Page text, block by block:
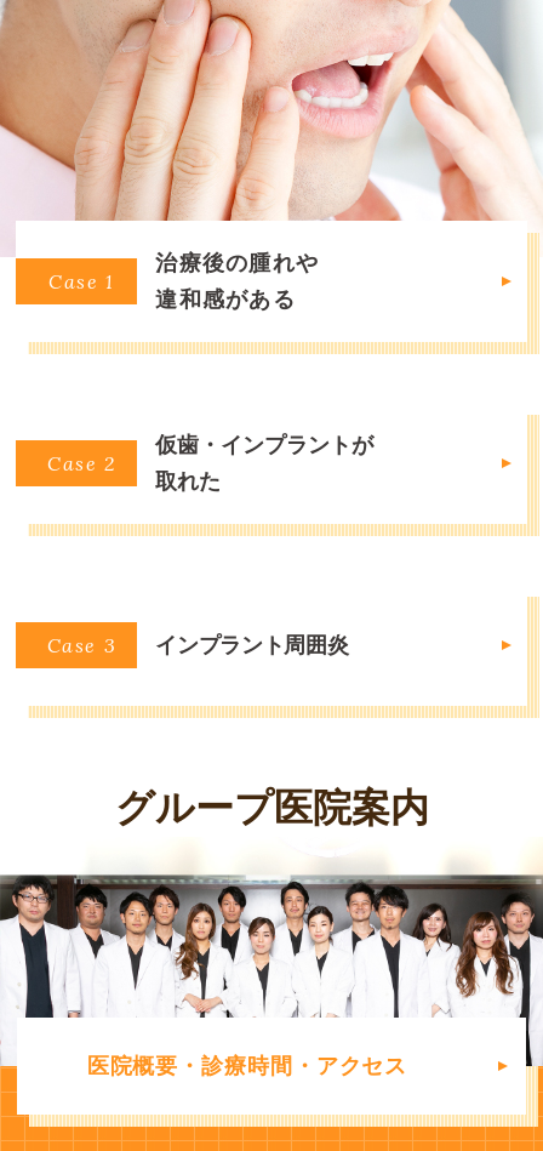
Case 1
治療後の腫れや
違和感がある
Case 2
仮歯・インプラントが
取れた
Case 3 インプラント周囲炎
グループ医院案内
医院概要・診療時間・アクセス